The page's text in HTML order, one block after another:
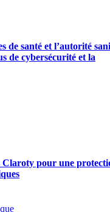
de santé et l’autorité
de cybersécurité et la
Claroty pour une